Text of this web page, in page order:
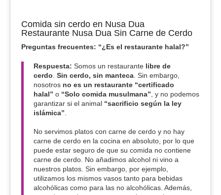
Comida sin cerdo en Nusa Dua
Restaurante Nusa Dua Sin Carne de Cerdo
Preguntas frecuentes: “¿Es el restaurante halal?”
Respuesta: Somos un restaurante libre de
cerdo. Sin cerdo, sin manteca. Sin embargo,
nosotros no es un restaurante “certificado
halal” o “Solo comida musulmana”, y no podemos
garantizar si el animal “sacrificio según la ley
islámica”.
No servimos platos con carne de cerdo y no hay
carne de cerdo en la cocina en absoluto, por lo que
puede estar seguro de que su comida no contiene
carne de cerdo. No añadimos alcohol ni vino a
nuestros platos. Sin embargo, por ejemplo,
utilizamos los mismos vasos tanto para bebidas
alcohólicas como para las no alcohólicas. Además,